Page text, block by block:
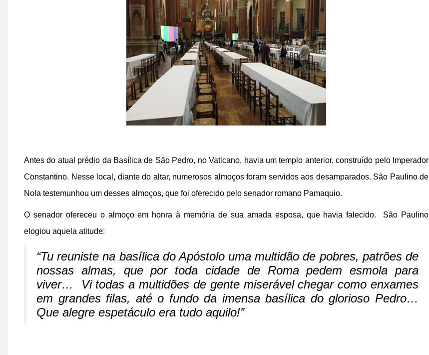
Antes do atual prédio da Basílica de São Pedro, no Vaticano, havia um templo anterior, construído pelo Imperador
Constantino. Nesse local, diante do altar, numerosos almoços foram servidos aos desamparados. São Paulino de
Nola testemunhou um desses almoços, que foi oferecido pelo senador romano Pamaquio.
O senador ofereceu o almoço em honra à memória de sua amada esposa, que havia falecido. São Paulino
elogiou aquela atitude:
“Tu reuniste na basílica do Apóstolo uma multidão de pobres, patrões de
nossas almas, que por toda cidade de Roma pedem esmola para
viver… Vi todas a multidões de gente miserável chegar como enxames
em grandes filas, até o fundo da imensa basílica do glorioso Pedro…
Que alegre espetáculo era tudo aquilo!”